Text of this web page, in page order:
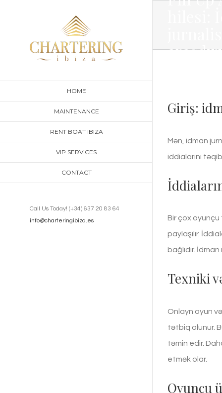
HOME
MAINTENANCE
RENT BOAT IBIZA
VIP SERVICES
CONTACT
Call Us Today! (+34) 637 20 83 64
info@charteringibiza.es
Giriş:
Mən, idman
iddialarını
Bir çox oyunçu
paylaşılır.
bağlıdır.
Texniki
Onlayn oyun
tətbiq olunur.
təmin edir.
etmək olar.
Oyunçu